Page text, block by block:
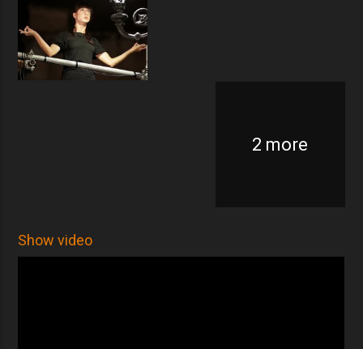
2 more
Show video